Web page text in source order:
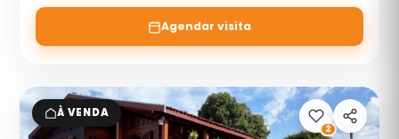
Agendar visita
À VENDA
2